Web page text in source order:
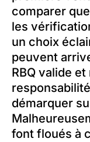
comparer
les
un choix
peuvent
RBQ valide
démarquer
font floués à